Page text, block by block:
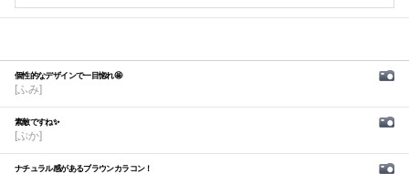
個性的なデザインで一目惚れ🤩
[ふみ]
素敵ですね✨
[ぷか]
ナチュラル感があるブラウンカラコン！